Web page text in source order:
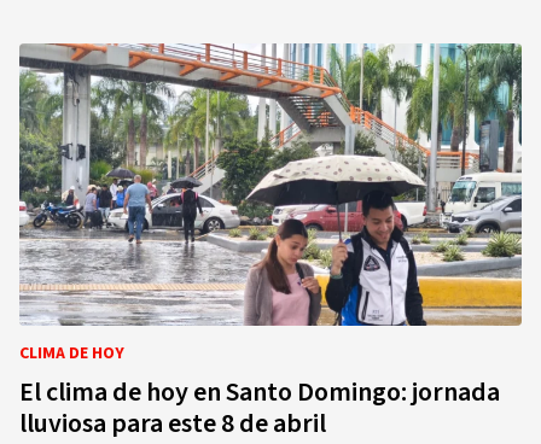
CLIMA DE HOY
El clima de hoy en Santo Domingo: jornada
lluviosa para este 8 de abril